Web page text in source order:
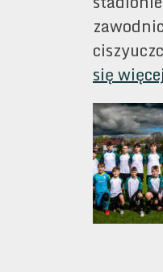
się więcej